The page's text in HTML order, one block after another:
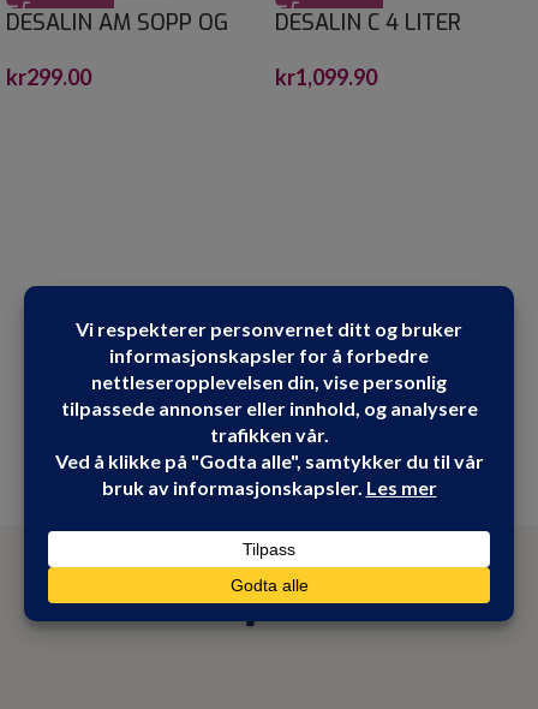
DESALIN AM SOPP OG
kr299.00
DESALIN C 4 LITER
kr1,099.90